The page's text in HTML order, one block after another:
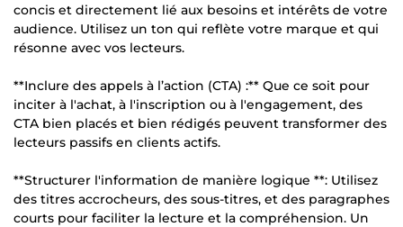
concis et directement lié aux besoins et intérêts de votre
audience. Utilisez un ton qui reflète votre marque et qui
résonne avec vos lecteurs.
**Inclure des appels à l’action (CTA) :** Que ce soit pour
inciter à l'achat, à l'inscription ou à l'engagement, des
CTA bien placés et bien rédigés peuvent transformer des
lecteurs passifs en clients actifs.
**Structurer l'information de manière logique **: Utilisez
des titres accrocheurs, des sous-titres, et des paragraphes
courts pour faciliter la lecture et la compréhension. Un